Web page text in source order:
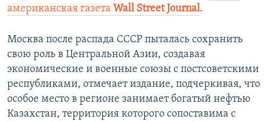
американская газета Wall Street Journal.
Москва после распада СССР пыталась сохранить
свою роль в Центральной Азии, создавая
экономические и военные союзы с постсоветскими
республиками, отмечает издание, подчеркивая, что
особое место в регионе занимает богатый нефтью
Казахстан, территория которого сопоставима с